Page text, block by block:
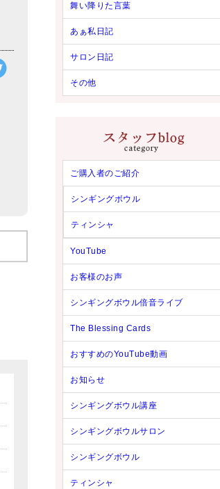
舞い降りた言葉
あぁ私日記
サロン日記
その他
ご購入者のご紹介
シンギングボウル
ティンシャ
YouTube
お客様のお声
シンギングボウル倍音ライブ
The Blessing Cards
おすすめのYouTube動画
お知らせ
シンギングボウル講座
シンギングボウルサロン
シンギングボウル
ティンシャ